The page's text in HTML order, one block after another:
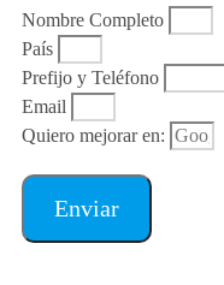
Nombre Completo
País
Prefijo y Teléfono
Email
Quiero mejorar en:
Enviar